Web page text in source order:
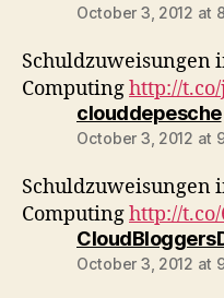
October 3, 2012 at
Schuldzuweisungen
Computinghttp://
clouddepesche
October 3, 2012 at
Schuldzuweisungen
Computinghttp://
October 3, 2012 at